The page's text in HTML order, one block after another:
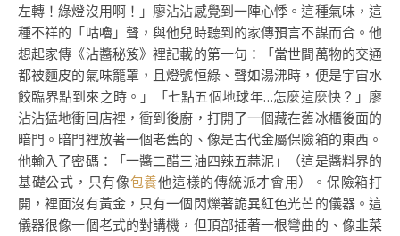
左轉！綠燈沒用啊！」廖沾沾感覺到一陣心悸。這種氣味，這
種不祥的「咕嚕」聲，與他兒時聽到的家傳預言不謀而合。他
想起家傳《沾醬秘笈》裡記載的第一句：「當世間萬物的交通
都被麵皮的氣味籠罩，且燈號恒綠、聲如湯沸時，便是宇宙水
餃臨界點到來之時。」「七點五個地球年…怎麼這麼快？」廖
沾沾猛地衝回店裡，衝到後廚，打開了一個藏在舊冰櫃後面的
暗門。暗門裡放著一個老舊的、像是古代金屬保險箱的東西。
他輸入了密碼：「一醬二醋三油四辣五蒜泥」（這是醬料界的
基礎公式，只有像包養他這樣的傳統派才會用）。保險箱打
開，裡面沒有黃金，只有一個閃爍著詭異紅色光芒的儀器。這
儀器很像一個老式的對講機，但頂部插著一根彎曲的、像韭菜